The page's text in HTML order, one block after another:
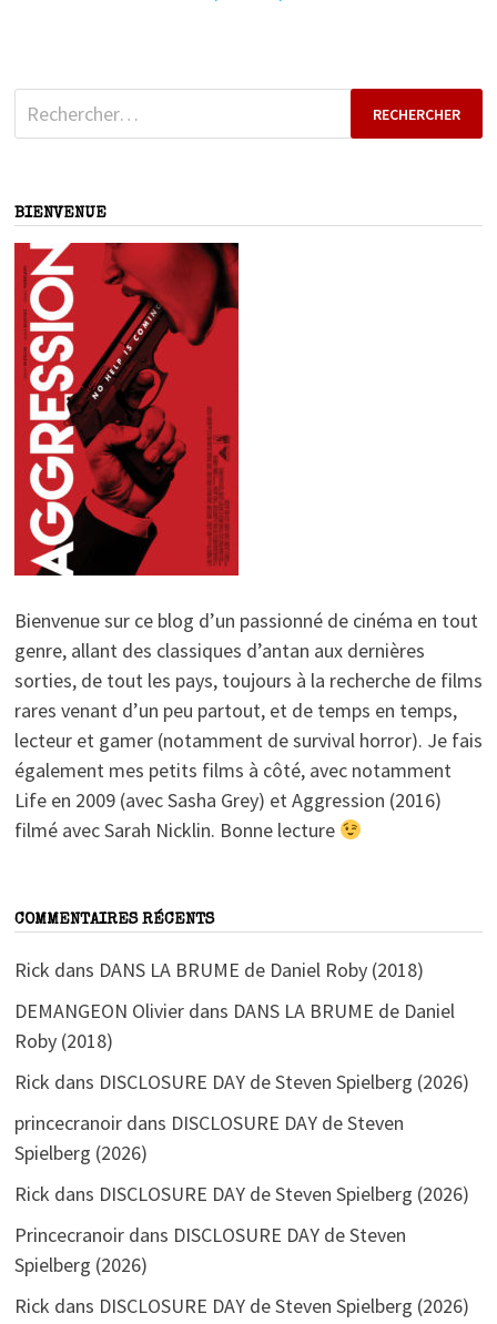
Rechercher :
BIENVENUE
Bienvenue sur ce blog d’un passionné de cinéma en tout
genre, allant des classiques d’antan aux dernières
sorties, de tout les pays, toujours à la recherche de films
rares venant d’un peu partout, et de temps en temps,
lecteur et gamer (notamment de survival horror). Je fais
également mes petits films à côté, avec notamment
Life en 2009 (avec Sasha Grey) et Aggression (2016)
filmé avec Sarah Nicklin. Bonne lecture
COMMENTAIRES RÉCENTS
Rick dans DANS LA BRUME de Daniel Roby (2018)
DEMANGEON Olivierdans DANS LA BRUME de Daniel
Roby (2018)
Rick dans DISCLOSURE DAY de Steven Spielberg (2026)
princecranoirdans DISCLOSURE DAY de Steven
Spielberg (2026)
Rick dans DISCLOSURE DAY de Steven Spielberg (2026)
Princecranoirdans DISCLOSURE DAY de Steven
Spielberg (2026)
Rick dans DISCLOSURE DAY de Steven Spielberg (2026)